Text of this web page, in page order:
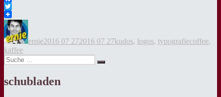
Facebook
Twitter
ernie2016 07 272016 07 27kudos, logos, typografiecoffee,
kaffee
Suche
nach:
Suche
schubladen